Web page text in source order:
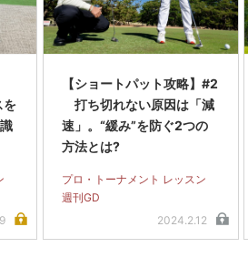
を
【ショートパット攻略】#2
打ち切れない原因は「減
速」。“緩み”を防ぐ2つの
方法とは?
プロ・トーナメント レッスン
週刊GD
2024.2.12